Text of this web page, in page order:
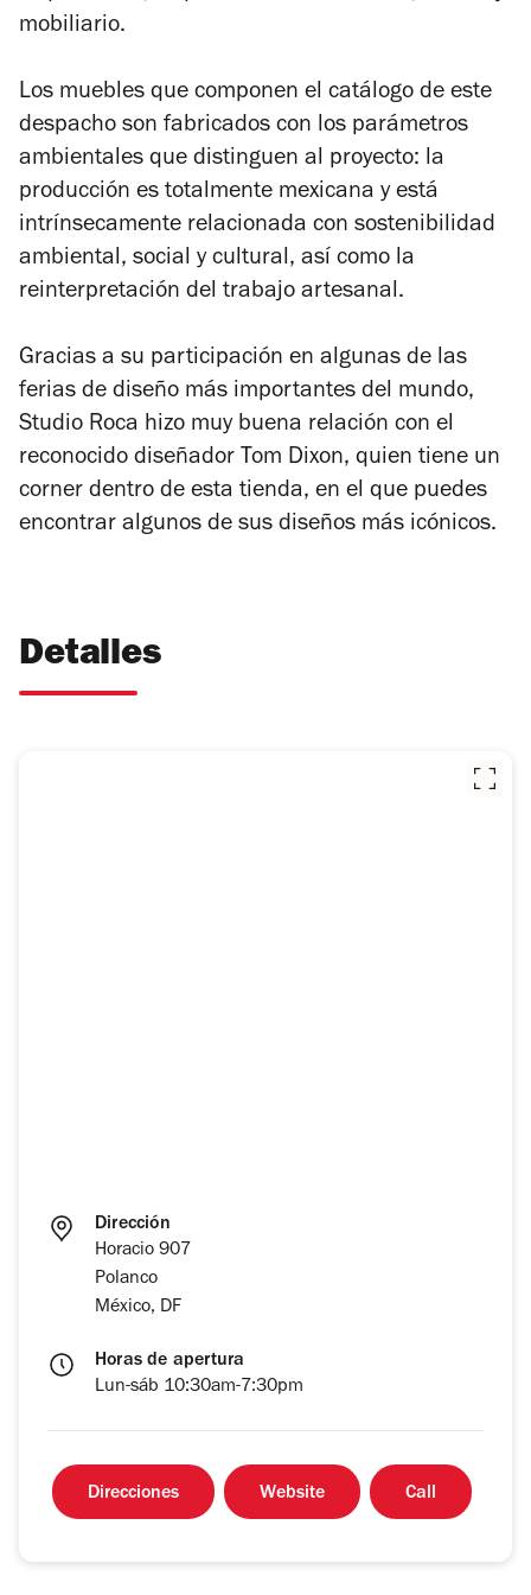
mobiliario.
Los muebles que componen el catálogo de este
despacho son fabricados con los parámetros
ambientales que distinguen al proyecto: la
producción es totalmente mexicana y está
intrínsecamente relacionada con sostenibilidad
ambiental, social y cultural, así como la
reinterpretación del trabajo artesanal.
Gracias a su participación en algunas de las
ferias de diseño más importantes del mundo,
Studio Roca hizo muy buena relación con el
reconocido diseñador Tom Dixon, quien tiene un
corner dentro de esta tienda, en el que puedes
encontrar algunos de sus diseños más icónicos.
Detalles
Dirección
Horacio 907
Polanco
México, DF
Horas de apertura
Lun-sáb 10:30am-7:30pm
Direcciones Website Call